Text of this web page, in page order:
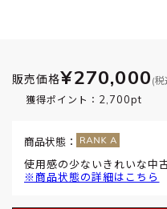
販売価格¥270,000 (税
獲得ポイント： 2,700pt
商品状態：
使用感の少ないきれいな中
※商品状態の詳細はこちら